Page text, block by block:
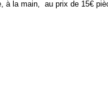
la main,  au prix de 15€